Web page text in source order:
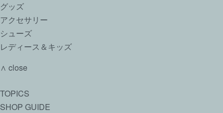
グッズ
アクセサリー
シューズ
レディース＆キッズ
∧ close
TOPICS
SHOP GUIDE